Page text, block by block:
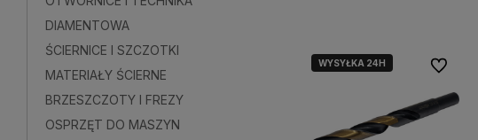
DIAMENTOWA
ŚCIERNICE I SZCZOTKI
MATERIAŁY ŚCIERNE
BRZESZCZOTY I FREZY
OSPRZĘT DO MASZYN
WYSYŁKA 24H Do